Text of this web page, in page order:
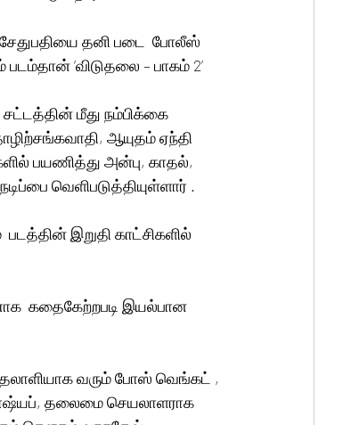
தனி படை  போலீஸ்
’விடுதலை – பாகம் 2’
சட்டத்தின் மீது நம்பிக்கை
ஆயுதம் ஏந்தி
பயணித்து அன்பு, காதல்,
வெளிபடுத்தியுள்ளார் .
இறுதி காட்சிகளில்
கதைகேற்றபடி இயல்பான
வரும் போஸ் வெங்கட் ,
தலைமை செயலாளராக